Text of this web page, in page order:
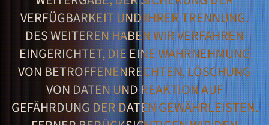
ERFÜGBARKEIT UND IHRER TRENNUNG. D
ES WEITEREN HABEN WIR VERFAHREN E
INGERICHTET, DIE EINE WAHRNEHMUNG V
ON BETROFFENENRECHTEN, LÖSCHUNG V
ON DATEN UND REAKTION AUF G
EFÄHRDUNG DER DATEN GEWÄHRLEISTEN. F